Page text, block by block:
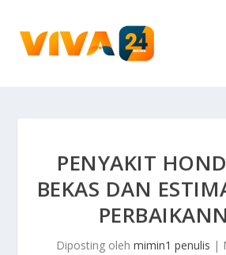
PENYAKIT
BEKAS DAN
Diposting oleh mimin1 penulis |